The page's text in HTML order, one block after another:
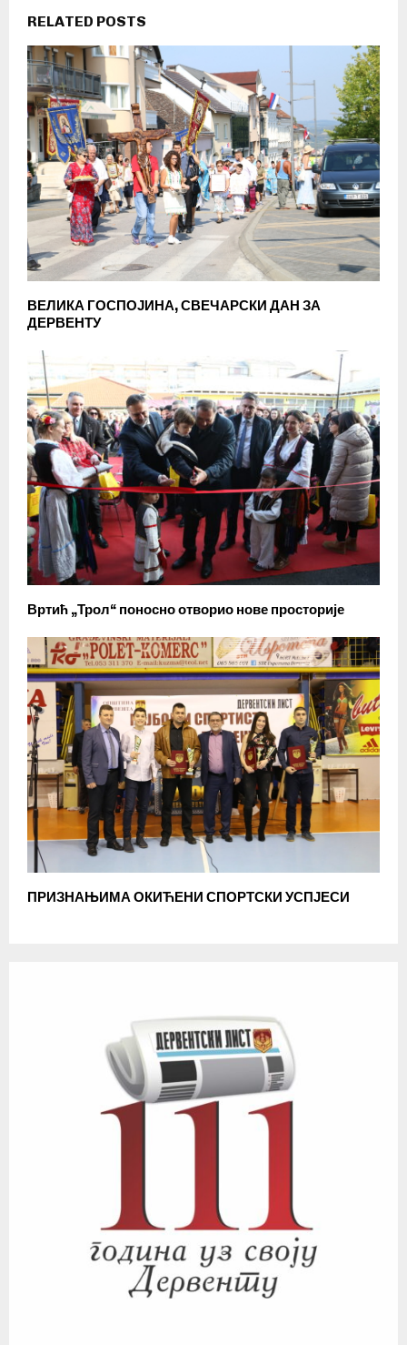
RELATED POSTS
ВЕЛИКА ГОСПОЈИНА, СВЕЧАРСКИ ДАН ЗА
ДЕРВЕНТУ
Вртић „Трол“ поносно отворио нове просторије
ПРИЗНАЊИМА ОКИЋЕНИ СПОРТСКИ УСПЈЕСИ